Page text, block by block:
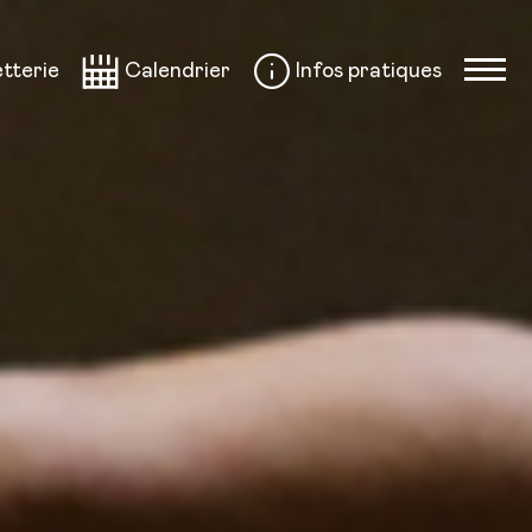
Calendrier Infos pratiques